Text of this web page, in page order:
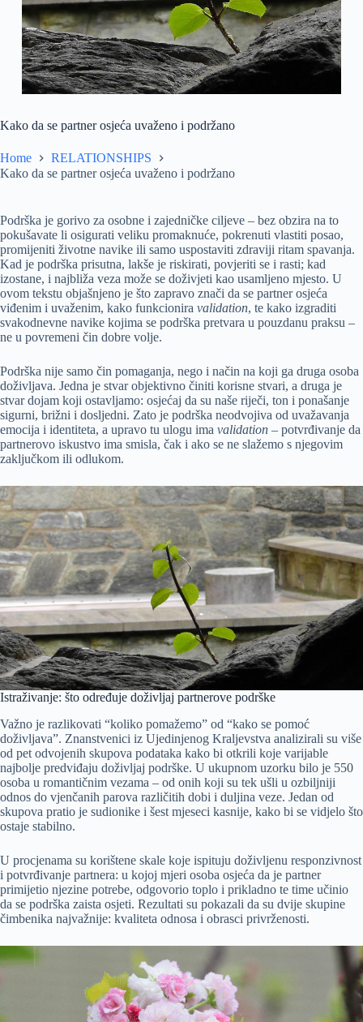
Kako da se partner osjeća uvaženo i podržano
Home
RELATIONSHIPS
Kako da se partner osjeća uvaženo i podržano
Podrška je gorivo za osobne i zajedničke ciljeve – bez obzira na to
pokušavate li osigurati veliku promaknuće, pokrenuti vlastiti posao,
promijeniti životne navike ili samo uspostaviti zdraviji ritam spavanja.
Kad je podrška prisutna, lakše je riskirati, povjeriti se i rasti; kad
izostane, i najbliža veza može se doživjeti kao usamljeno mjesto. U
ovom tekstu objašnjeno je što zapravo znači da se partner osjeća
viđenim i uvaženim, kako funkcionira validation, te kako izgraditi
svakodnevne navike kojima se podrška pretvara u pouzdanu praksu –
ne u povremeni čin dobre volje.
Podrška nije samo čin pomaganja, nego i način na koji ga druga osoba
doživljava. Jedna je stvar objektivno činiti korisne stvari, a druga je
stvar dojam koji ostavljamo: osjećaj da su naše riječi, ton i ponašanje
sigurni, brižni i dosljedni. Zato je podrška neodvojiva od uvažavanja
emocija i identiteta, a upravo tu ulogu ima validation – potvrđivanje da
partnerovo iskustvo ima smisla, čak i ako se ne slažemo s njegovim
zaključkom ili odlukom.
Istraživanje: što određuje doživljaj partnerove podrške
Važno je razlikovati “koliko pomažemo” od “kako se pomoć
doživljava”. Znanstvenici iz Ujedinjenog Kraljevstva analizirali su više
od pet odvojenih skupova podataka kako bi otkrili koje varijable
najbolje predviđaju doživljaj podrške. U ukupnom uzorku bilo je 550
osoba u romantičnim vezama – od onih koji su tek ušli u ozbiljniji
odnos do vjenčanih parova različitih dobi i duljina veze. Jedan od
skupova pratio je sudionike i šest mjeseci kasnije, kako bi se vidjelo što
ostaje stabilno.
U procjenama su korištene skale koje ispituju doživljenu responzivnost
i potvrđivanje partnera: u kojoj mjeri osoba osjeća da je partner
primijetio njezine potrebe, odgovorio toplo i prikladno te time učinio
da se podrška zaista osjeti. Rezultati su pokazali da su dvije skupine
čimbenika najvažnije: kvaliteta odnosa i obrasci privrženosti.